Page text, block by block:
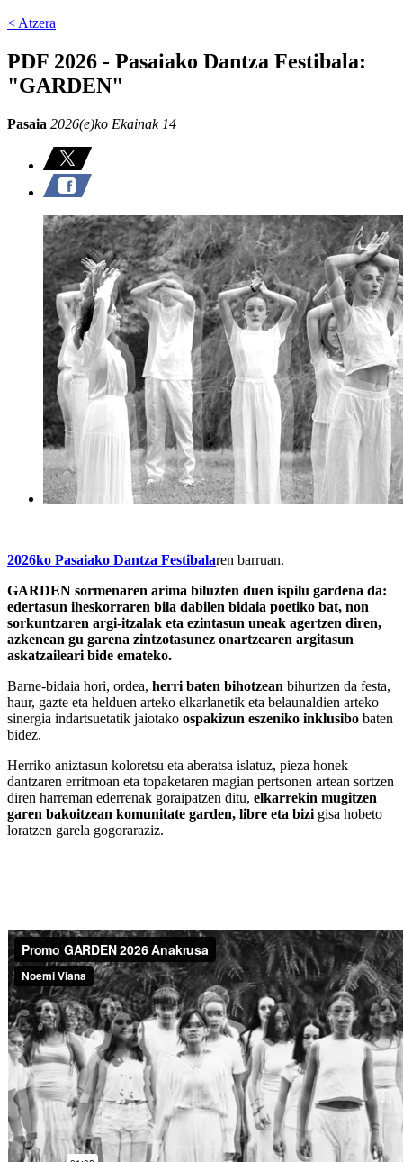
< Atzera
PDF 2026 - Pasaiako Dantza Festibala:
"GARDEN"
Pasaia 2026(e)ko Ekainak 14
2026ko Pasaiako Dantza Festibalaren barruan.
GARDEN sormenaren arima biluzten duen ispilu gardena da:
edertasun iheskorraren bila dabilen bidaia poetiko bat, non
sorkuntzaren argi-itzalak eta ezintasun uneak agertzen diren,
azkenean gu garena zintzotasunez onartzearen argitasun
askatzaileari bide emateko.
Barne-bidaia hori, ordea, herri baten bihotzean bihurtzen da festa,
haur, gazte eta helduen arteko elkarlanetik eta belaunaldien arteko
sinergia indartsuetatik jaiotako ospakizun eszeniko inklusibo baten
bidez.
Herriko aniztasun koloretsu eta aberatsa islatuz, pieza honek
dantzaren erritmoan eta topaketaren magian pertsonen artean sortzen
diren harreman ederrenak goraipatzen ditu, elkarrekin mugitzen
garen bakoitzean komunitate garden, libre eta bizi gisa hobeto
loratzen garela gogoraraziz.